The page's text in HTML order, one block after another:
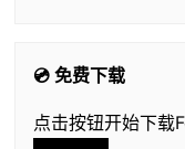
💿 免费下载
点击按钮开始下载